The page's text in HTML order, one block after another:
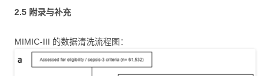
2.5 附录与补充
MIMIC-III 的数据清洗流程图：